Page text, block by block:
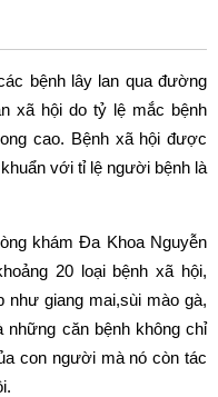
bệnh lây lan qua đường
xã hội do tỷ lệ mắc bệnh
cao. Bệnh xã hội được
với tỉ lệ người bệnh là
khám Đa Khoa Nguyễn
20 loại bệnh xã hội,
giang mai,sùi mào gà,
căn bệnh không chỉ
con người mà nó còn tác